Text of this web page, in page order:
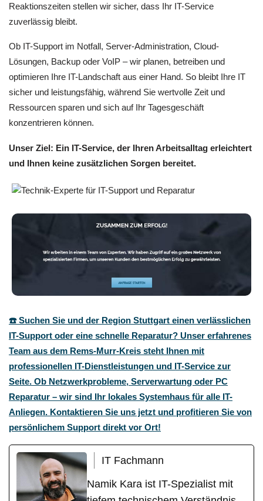
Reaktionszeiten stellen wir sicher, dass Ihr IT-Service
zuverlässig bleibt.
Ob IT-Support im Notfall, Server-Administration, Cloud-
Lösungen, Backup oder VoIP – wir planen, betreiben und
optimieren Ihre IT-Landschaft aus einer Hand. So bleibt Ihre IT
sicher und leistungsfähig, während Sie wertvolle Zeit und
Ressourcen sparen und sich auf Ihr Tagesgeschäft
konzentrieren können.
Unser Ziel: Ein IT-Service, der Ihren Arbeitsalltag erleichtert
und Ihnen keine zusätzlichen Sorgen bereitet.
☎️ Suchen Sie und der Region Stuttgart einen verlässlichen
IT-Support oder eine schnelle Reparatur? Unser erfahrenes
Team aus dem Rems-Murr-Kreis steht Ihnen mit
professionellen IT-Dienstleistungen und IT-Service zur
Seite. Ob Netzwerkprobleme, Serverwartung oder PC
Reparatur – wir sind Ihr lokales Systemhaus für alle IT-
Anliegen. Kontaktieren Sie uns jetzt und profitieren Sie von
persönlichem Support direkt vor Ort!
IT Fachmann
Namik Kara ist IT-Spezialist mit